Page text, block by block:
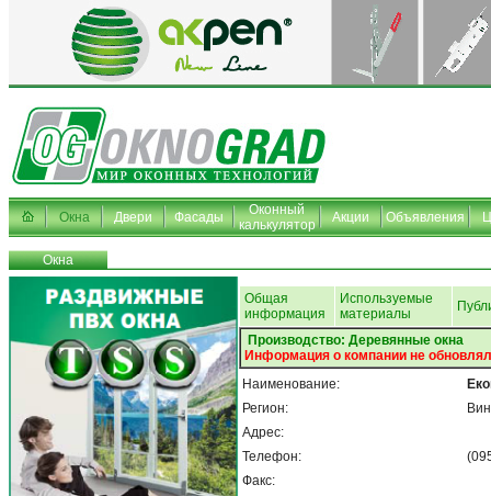
Окна Двери Фасады
Оконный
калькулятор
Акции Объявления
Окна
Общая
информация
Используемые
материалы
Производство: Деревянные окна
Информация о компании не
Наименование:
Регион:
Адрес:
Телефон:
Факс: